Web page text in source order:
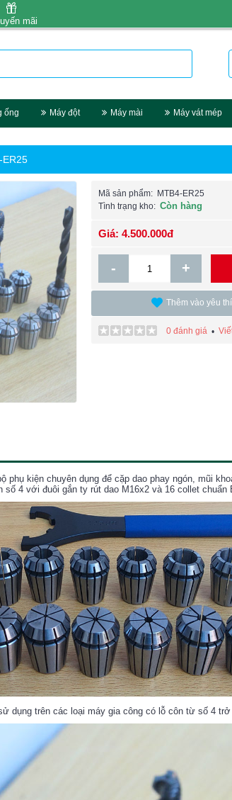
mãi
ống Máy đột Máy mài Máy vát mép
Mã sản phẩm:
MTB4-ER25
Tình trạng kho: Còn hàng
Giá: 4.500.000đ
- +
Thêm vào yêu
0 đánh giá•
phụ kiện chuyên dụng để cặp dao phay ngón, mũi
số 4 với đuôi gắn ty rút dao M16x2 và 16 collet
dụng trên các loại máy gia công có lỗ côn từ số 4